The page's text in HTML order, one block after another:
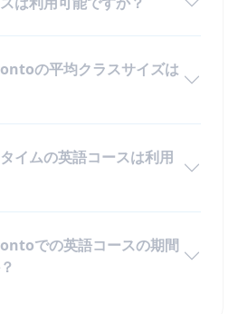
の平均クラスサイズは
イムの英語コースは利用
での英語コースの期間